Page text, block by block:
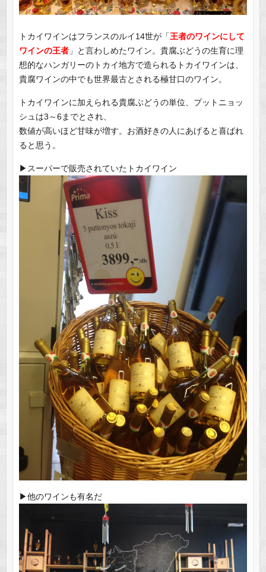
トカイワインはフランスのルイ14世が「王者のワインにして
ワインの王者」と言わしめたワイン。貴腐ぶどうの生育に理
想的なハンガリーのトカイ地方で造られるトカイワインは、
貴腐ワインの中でも世界最古とされる極甘口のワイン。
トカイワインに加えられる貴腐ぶどうの単位、プットニョッ
シュは3～6までとされ、
数値が高いほど甘味が増す。お酒好きの人にあげると喜ばれ
ると思う。
▶︎スーパーで販売されていたトカイワイン
▶︎他のワインも有名だ